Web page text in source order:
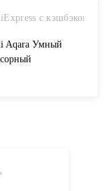
с кэшбэком
Aqara Умный